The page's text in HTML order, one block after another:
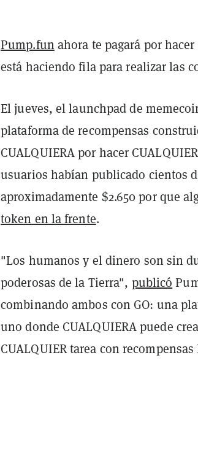
Pump.fun ahora te pagará por
está haciendo fila para realizar las
El jueves, el launchpad de
plataforma de recompensas
CUALQUIERA por hacer
usuarios habían publicado cientos
aproximadamente $2.650 por que
token en la frente.
"Los humanos y el dinero son sin
poderosas de la Tierra", publicó
combinando ambos con GO: una
uno donde CUALQUIERA puede
CUALQUIER tarea con